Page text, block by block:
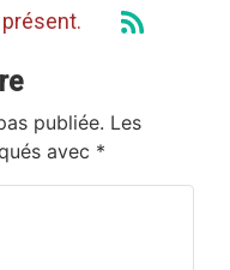
publiée. Les
avec *